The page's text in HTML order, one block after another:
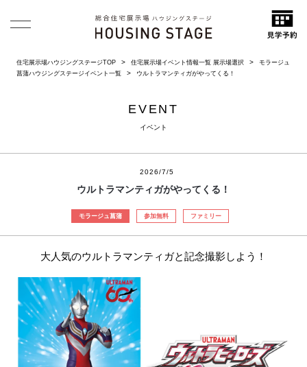
住宅展示場ハウジングステージTOP 住宅展示場イベント情報一覧 展示場選択
モラージュ
菖蒲ハウジングステージイベント一覧
ウルトラマンティガがやってくる！
EVENT
イベント
2026/7/5
ウルトラマンティガがやってくる！
モラージュ菖蒲 参加無料 ファミリー
大人気のウルトラマンティガと記念撮影しよう！